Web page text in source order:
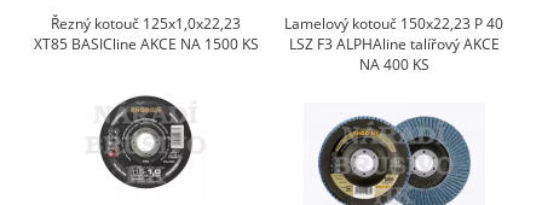
Řezný kotouč 125x1,0x22,23
XT85 BASICline AKCE NA 1500 KS
Lamelový kotouč 150x22,23 P 40
LSZ F3 ALPHAline talířový AKCE
NA 400 KS